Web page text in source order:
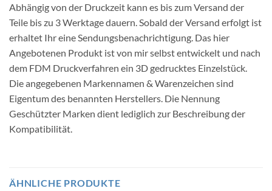
Abhängig von der Druckzeit kann es bis zum Versand der
Teile bis zu 3 Werktage dauern. Sobald der Versand erfolgt ist
erhaltet Ihr eine Sendungsbenachrichtigung. Das hier
Angebotenen Produkt ist von mir selbst entwickelt und nach
dem FDM Druckverfahren ein 3D gedrucktes Einzelstück.
Die angegebenen Markennamen & Warenzeichen sind
Eigentum des benannten Herstellers. Die Nennung
Geschützter Marken dient lediglich zur Beschreibung der
Kompatibilität.
ÄHNLICHE PRODUKTE